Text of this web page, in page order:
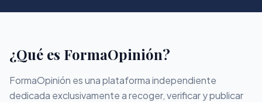
¿Qué es FormaOpinión?
FormaOpinión es una plataforma independiente
dedicada exclusivamente a recoger, verificar y publicar